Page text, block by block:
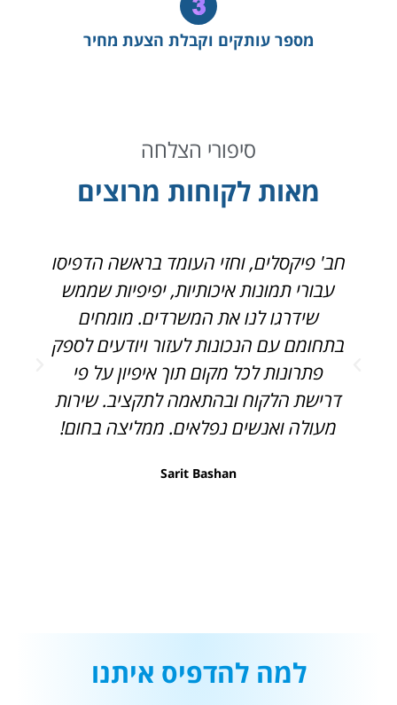
מספר עותקים וקבלת הצעת מחיר
סיפורי הצלחה
מאות לקוחות מרוצים
חב' פיקסלים, וחזי העומד בראשה הדפיסו
עבורי תמונות איכותיות, יפיפיות שממש
שידרגו לנו את המשרדים. מומחים
בתחומם עם הנכונות לעזור ויודעים לספק
פתרונות לכל מקום תוך איפיון על פי
דרישת הלקוח ובהתאמה לתקציב. שירות
מעולה ואנשים נפלאים. ממליצה בחום!
Sarit Bashan
למה להדפיס איתנו